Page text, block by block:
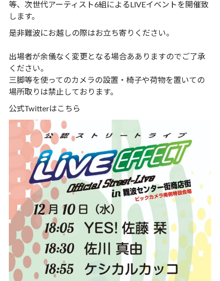
等、次世代アーティスト6組によるLIVEイベントを開催致
します。
是非難波にお越しの際はお立ち寄りください。
出場者が余儀なく変更となる場合あありますのでご了承
ください。
三脚等を使ってのカメラの設置・椅子や荷物を置いての
場所取りは禁止しております。
公式Twitterは こちら